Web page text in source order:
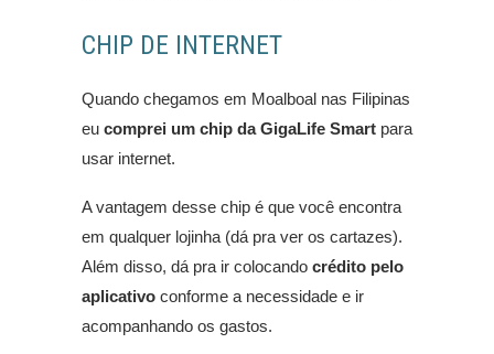
CHIP DE INTERNET
Quando chegamos em Moalboal nas Filipinas
eu comprei um chip da GigaLife Smart para
usar internet.
A vantagem desse chip é que você encontra
em qualquer lojinha (dá pra ver os cartazes).
Além disso, dá pra ir colocando crédito pelo
aplicativo conforme a necessidade e ir
acompanhando os gastos.